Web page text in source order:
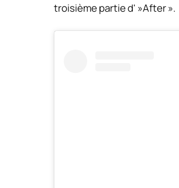
troisième partie d' »After ».